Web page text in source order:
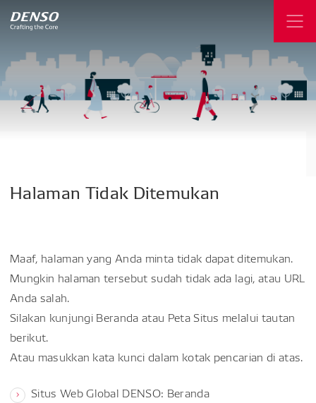
Halaman Tidak Ditemukan
Maaf, halaman yang Anda minta tidak dapat ditemukan.
Mungkin halaman tersebut sudah tidak ada lagi, atau URL
Anda salah.
Silakan kunjungi Beranda atau Peta Situs melalui tautan
berikut.
Atau masukkan kata kunci dalam kotak pencarian di atas.
Situs Web Global DENSO: Beranda